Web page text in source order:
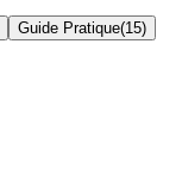
Guide Pratique(15)